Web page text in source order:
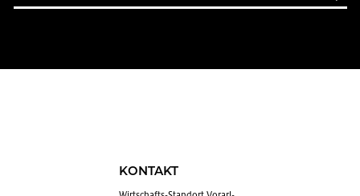
KONTAKT